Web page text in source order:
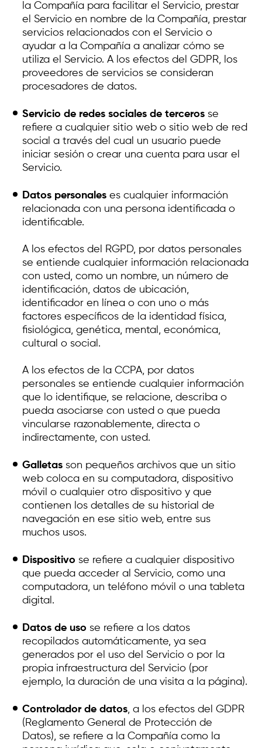
la Compañía para facilitar el Servicio, prestar
el Servicio en nombre de la Compañía, prestar
servicios relacionados con el Servicio o
ayudar a la Compañía a analizar cómo se
utiliza el Servicio. A los efectos del GDPR, los
proveedores de servicios se consideran
procesadores de datos.
Servicio de redes sociales de terceros se
refiere a cualquier sitio web o sitio web de red
social a través del cual un usuario puede
iniciar sesión o crear una cuenta para usar el
Servicio.
Datos personales es cualquier información
relacionada con una persona identificada o
identificable.
A los efectos del RGPD, por datos personales
se entiende cualquier información relacionada
con usted, como un nombre, un número de
identificación, datos de ubicación,
identificador en línea o con uno o más
factores específicos de la identidad física,
fisiológica, genética, mental, económica,
cultural o social.
A los efectos de la CCPA, por datos
personales se entiende cualquier información
que lo identifique, se relacione, describa o
pueda asociarse con usted o que pueda
vincularse razonablemente, directa o
indirectamente, con usted.
Galletas son pequeños archivos que un sitio
web coloca en su computadora, dispositivo
móvil o cualquier otro dispositivo y que
contienen los detalles de su historial de
navegación en ese sitio web, entre sus
muchos usos.
Dispositivo se refiere a cualquier dispositivo
que pueda acceder al Servicio, como una
computadora, un teléfono móvil o una tableta
digital.
Datos de uso se refiere a los datos
recopilados automáticamente, ya sea
generados por el uso del Servicio o por la
propia infraestructura del Servicio (por
ejemplo, la duración de una visita a la página).
Controlador de datos, a los efectos del GDPR
(Reglamento General de Protección de
Datos), se refiere a la Compañía como la